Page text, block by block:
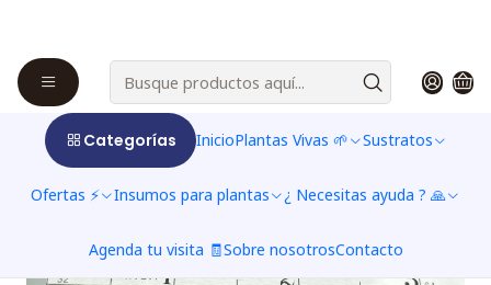
Categorías InicioPlantas Vivas 🌱 Sustratos
Ofertas ⚡ Insumos para plantas ¿ Necesitas ayuda ? 🙏
Agenda tu visita 🧾Sobre nosotrosContacto